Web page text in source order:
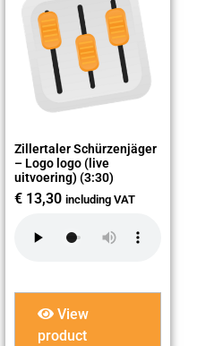
Zillertaler Schürzenjäger
– Logo logo (live
uitvoering) (3:30)
€ 13,30 including VAT
View
product